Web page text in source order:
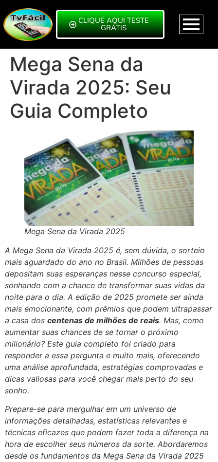
CLIQUE AQUI TESTE
GRÁTIS
Mega Sena da
Virada 2025: Seu
Guia Completo
Mega Sena da Virada 2025
A Mega Sena da Virada 2025 é, sem dúvida, o sorteio
mais aguardado do ano no Brasil. Milhões de pessoas
depositam suas esperanças nesse concurso especial,
sonhando com a chance de transformar suas vidas da
noite para o dia. A edição de 2025 promete ser ainda
mais emocionante, com prêmios que podem ultrapassar
a casa dos centenas de milhões de reais. Mas, como
aumentar suas chances de se tornar o próximo
milionário? Este guia completo foi criado para
responder a essa pergunta e muito mais, oferecendo
uma análise aprofundada, estratégias comprovadas e
dicas valiosas para você chegar mais perto do seu
sonho.
Prepare-se para mergulhar em um universo de
informações detalhadas, estatísticas relevantes e
técnicas eficazes que podem fazer toda a diferença na
hora de escolher seus números da sorte. Abordaremos
desde os fundamentos da Mega Sena da Virada 2025